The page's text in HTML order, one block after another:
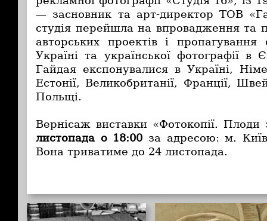
— засновник та арт-директор ТОВ
студія перейшла на впровадження та
авторських проектів і пропагування
Україні та української фотографії в
Гайдая експонувалися в Україні,
Естонії, Великобританії, Франції,
Польщі.
Вернісаж виставки «Фотокопії. Плоди
листопада о 18:00 за адресою: м.
Вона триватиме до 24 листопада.